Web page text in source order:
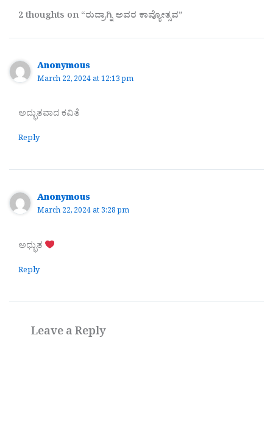
2 thoughts on “ರುದ್ರಾಗ್ನಿ ಅವರ ಕಾವ್ಯೋತ್ಸವ”
Anonymous
March 22, 2024 at 12:13 pm
ಅದ್ಭುತವಾದ ಕವಿತೆ
Reply
Anonymous
March 22, 2024 at 3:28 pm
ಅಧ್ಭುತ
Reply
Leave a Reply